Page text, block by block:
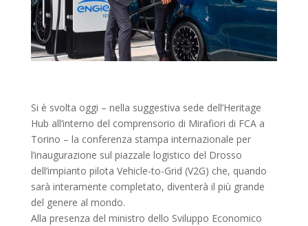
Si è svolta oggi – nella suggestiva sede dell’Heritage
Hub all’interno del comprensorio di Mirafiori di FCA a
Torino – la conferenza stampa internazionale per
l’inaugurazione sul piazzale logistico del Drosso
dell’impianto pilota Vehicle-to-Grid (V2G) che, quando
sarà interamente completato, diventerà il più grande
del genere al mondo.
Alla presenza del ministro dello Sviluppo Economico